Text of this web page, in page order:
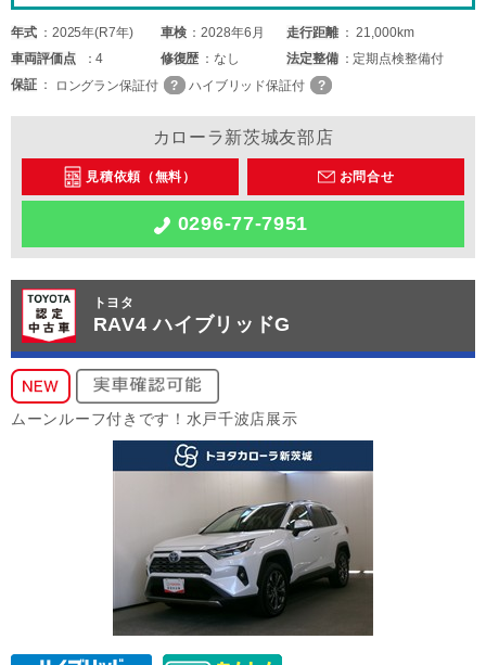
年式 2025年(R7年) 車検 2028年6月 走行距離
21,000km
車両評価点 4 修復歴 なし 法定整備
定期点検整備付
保証
ロングラン保証付 ハイブリッド保証付
カローラ新茨城友部店
見積依頼（無料） お問合せ
0296-77-7951
トヨタ
RAV4 ハイブリッドG
ムーンルーフ付きです！水戸千波店展示